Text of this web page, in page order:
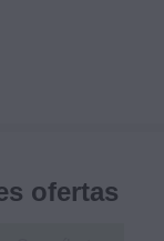
ofertas